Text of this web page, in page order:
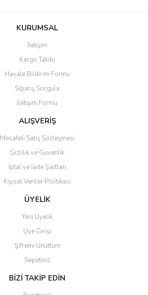
KURUMSAL
İletişim
Kargo Takibi
Havale Bildirim Formu
Sipariş Sorgula
İletişim Formu
ALIŞVERİŞ
Mesafeli Satış Sözleşmesi
Gizlilik ve Güvenlik
İptal ve İade Şartları
Kişisel Veriler Politikası
ÜYELİK
Yeni Üyelik
Üye Girişi
Şifremi Unuttum
Sepetiniz
BİZİ TAKİP EDİN